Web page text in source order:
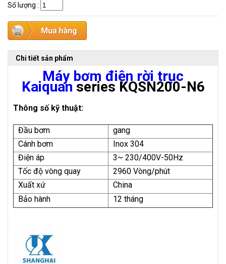
Số lượng :
Chi tiết sản phẩm
Máy bơm điện rời trục
Kaiquan series KQSN200-N6
Thông số kỹ thuật:
Đầu bơm
gang
Cánh bơm
Inox 304
Điện áp
3~ 230/400V-50Hz
Tốc độ vòng quay
2960 Vòng/phút
Xuất xứ
China
Bảo hành
12 tháng